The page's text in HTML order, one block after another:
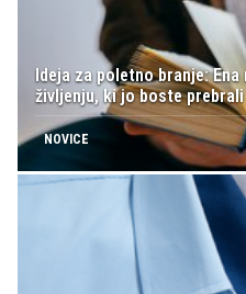
Ideja za poletno branje:
življenju, ki jo boste prebrali
NOVICE